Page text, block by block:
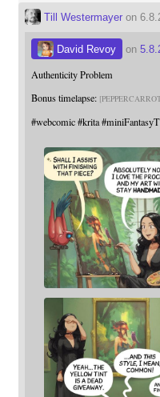
Till Westermayeron
David Revoy on
Authenticity Problem
Bonus timelapse:
#webcomic #krita #